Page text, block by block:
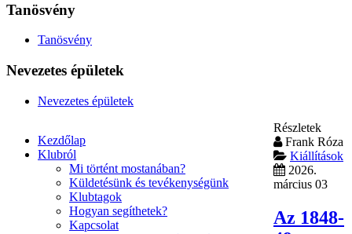
Tanösvény
Tanösvény
Nevezetes épületek
Nevezetes épületek
Kezdőlap
Klubról
Mi történt mostanában?
Küldetésünk és tevékenységünk
Klubtagok
Hogyan segíthetek?
Kapcsolat
Részletek
Frank Róza
Kiállítások
2026.
március 03
Az 1848-